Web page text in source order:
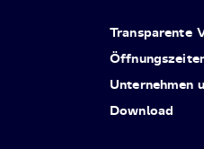
Transparente
Unternehmen
Download